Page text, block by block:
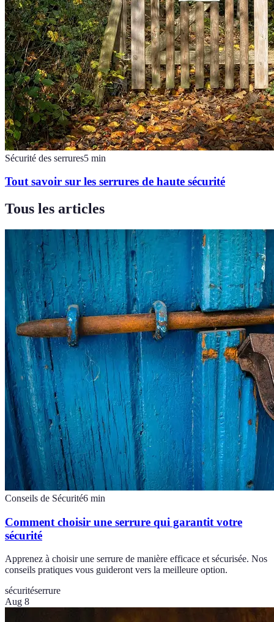
Sécurité des serrures5 min
Tout savoir sur les serrures de haute sécurité
Tous les articles
Conseils de Sécurité6 min
Comment choisir une serrure qui garantit votre
sécurité
Apprenez à choisir une serrure de manière efficace et sécurisée. Nos
conseils pratiques vous guideront vers la meilleure option.
sécuritéserrure
Aug 8